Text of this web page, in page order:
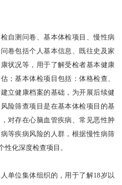
测问卷、基本体检项目、慢性病
卷包括个人基本信息、既往史及家
状况等，用于了解受检者基本健康
；基本体检项目包括：体格检查、
立健康档案的基础，为开展后续健
险筛查项目是在基本体检项目的基
对存在心脑血管疾病、常见恶性肿
等疾病风险的人群，根据慢性病筛
性化深度检查项目。
位集体组织的，用于了解18岁以